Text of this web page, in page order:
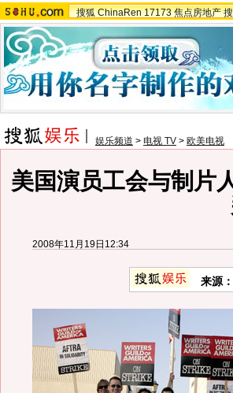
搜狐 ChinaRen 17173 焦点房地产
娱乐频道 > 电视 TV > 欧美电视
美国演员工会与制片
2008年11月19日12:34
来源